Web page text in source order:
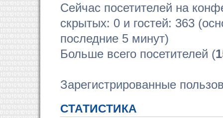
Сейчас посетителей на
скрытых: 0 и гостей: 363
последние 5 минут)
Больше всего посетителей (
Зарегистрированные
СТАТИСТИКА